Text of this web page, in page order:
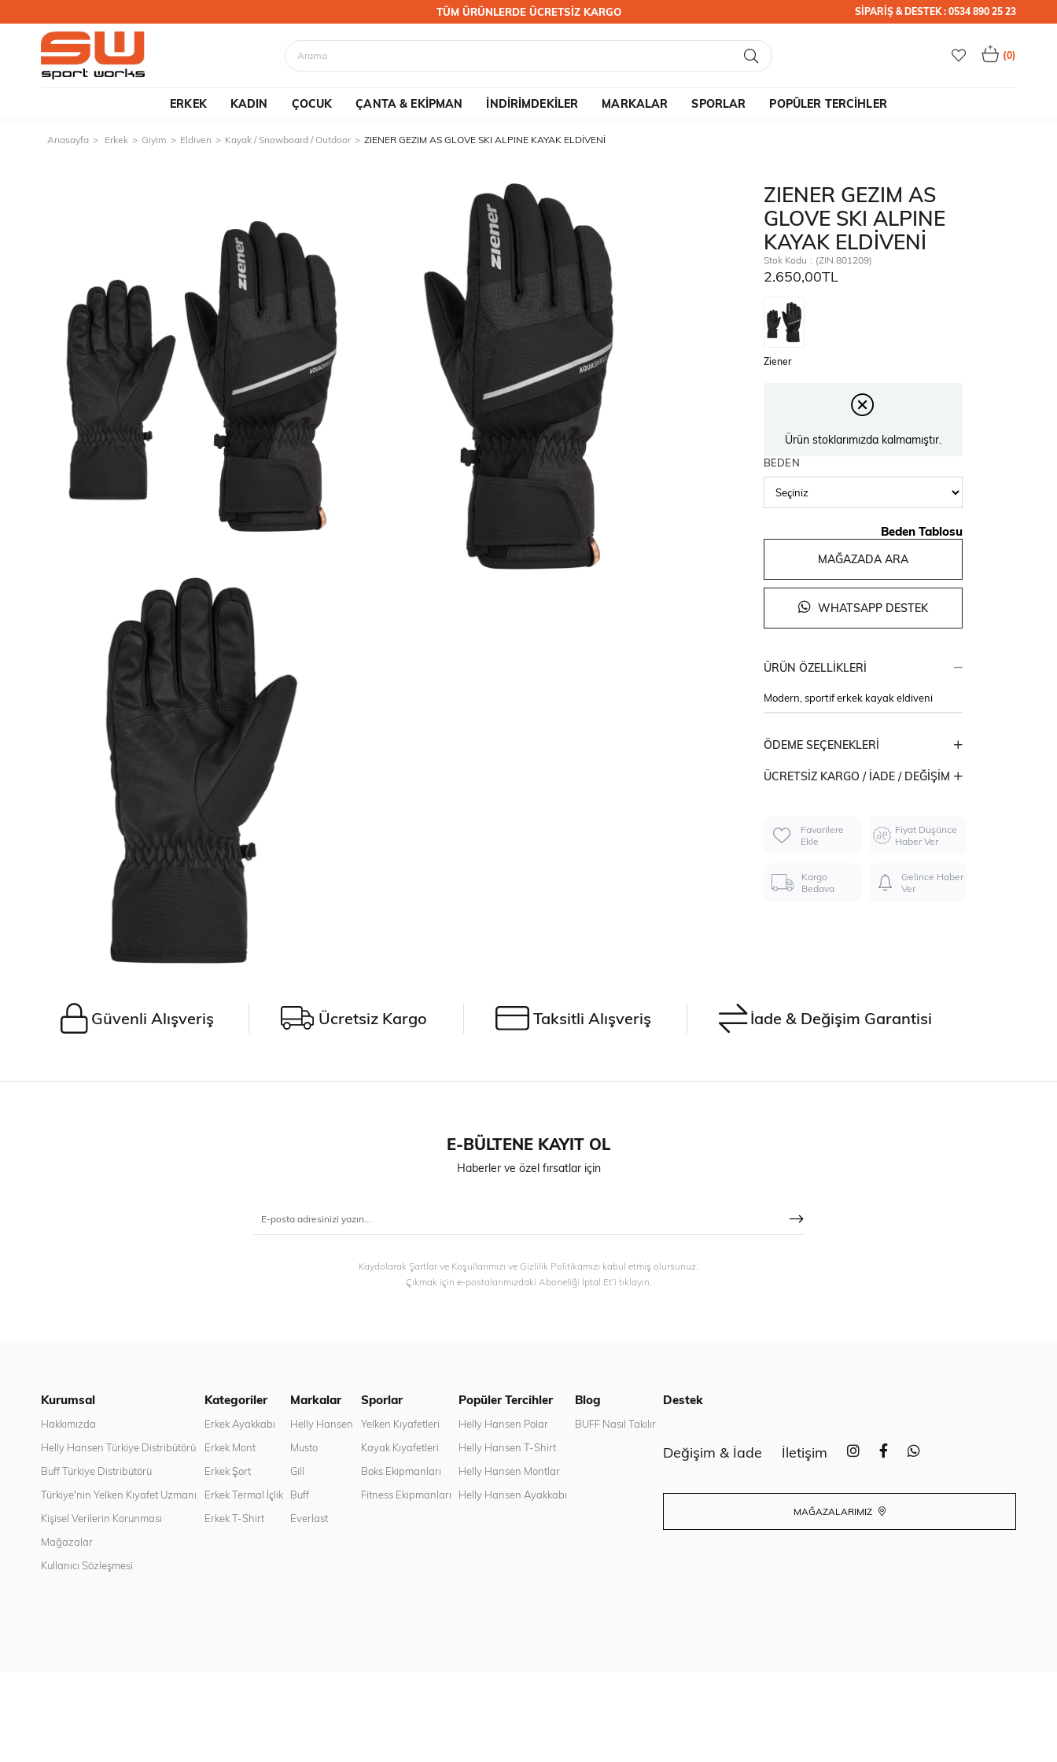
TÜM ÜRÜNLERDE ÜCRETSİZ KARGO SİPARİŞ & DESTEK : 0534 890 25 23
0
ERKEK KADIN ÇOCUK ÇANTA & EKİPMAN İNDİRİMDEKİLER MARKALAR SPORLAR POPÜLER TERCİHLER
Anasayfa Erkek Giyim Eldiven Kayak / Snowboard / Outdoor ZIENER GEZIM AS GLOVE SKI ALPINE KAYAK ELDİVENİ
ZIENER GEZIM AS
GLOVE SKI ALPINE
KAYAK ELDİVENİ
Stok Kodu (ZIN.801209)
2.650,00TL
Ziener
Ürün stoklarımızda kalmamıştır.
BEDEN
Beden Tablosu
MAĞAZADA ARA
WHATSAPP DESTEK
ÜRÜN ÖZELLIKLERI
Modern, sportif erkek kayak eldiveni
ÖDEME SEÇENEKLERI
ÜCRETSIZ KARGO / İADE / DEĞIŞIM
Favorilere
Ekle
Fiyat Düşünce
Haber Ver
Kargo
Bedava
Gelince Haber
Ver
Güvenli Alışveriş Ücretsiz Kargo Taksitli Alışveriş İade & Değişim Garantisi
E-BÜLTENE KAYIT OL
Haberler ve özel fırsatlar için
Kaydolarak Şartlar ve Koşullarımızı ve Gizlilik Politikamızı kabul etmiş olursunuz.
Çıkmak için e-postalarımızdaki Aboneliği İptal Et’i tıklayın.
Kurumsal
Hakkımızda
Helly Hansen Türkiye Distribütörü
Buff Türkiye Distribütörü
Türkiye'nin Yelken Kıyafet Uzmanı
Kişisel Verilerin Korunması
Mağazalar
Kullanıcı Sözleşmesi
Kategoriler
Erkek Ayakkabı
Erkek Mont
Erkek Şort
Erkek Termal İçlik
Erkek T-Shirt
Markalar
Helly Hansen
Musto
Gill
Buff
Everlast
Sporlar
Yelken Kıyafetleri
Kayak Kıyafetleri
Boks Ekipmanları
Fitness Ekipmanları
Popüler Tercihler
Helly Hansen Polar
Helly Hansen T-Shirt
Helly Hansen Montlar
Helly Hansen Ayakkabı
Blog
BUFF Nasıl Takılır
Destek
Değişim & İade İletişim
MAĞAZALARIMIZ